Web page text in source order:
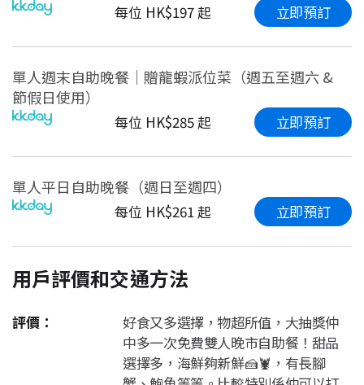
每位 HK$197 起 立即預訂
單人週末自助晚餐｜贈龍蝦派位菜（週五至週六 &
節假日使用）
每位 HK$285 起 立即預訂
單人平日自助晚餐（週日至週四）
每位 HK$261 起 立即預訂
用戶評價和交通方法
評價：
好食又多選擇，物超所值，大抽獎仲
中多一次免費雙人晚市自助餐！甜品
選擇多，海鮮夠新鮮🍰🦞，有長腳